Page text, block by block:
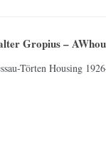
Gropius –
Törten Housing